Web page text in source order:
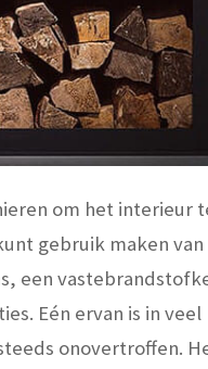
om het interieur
gebruik maken van
een
Eén ervan is in veel
onovertroffen.